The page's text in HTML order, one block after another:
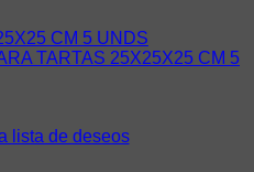
lista de deseos